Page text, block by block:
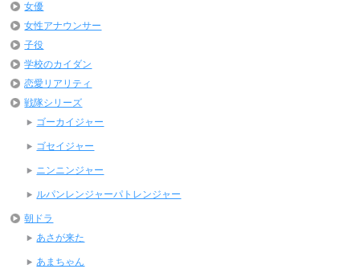
女優
女性アナウンサー
子役
学校のカイダン
恋愛リアリティ
戦隊シリーズ
ゴーカイジャー
ゴセイジャー
ニンニンジャー
ルパンレンジャーパトレンジャー
朝ドラ
あさが来た
あまちゃん